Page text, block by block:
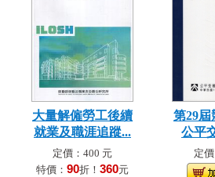
大量解僱勞工後續
就業及職涯追蹤...
定價：400 元
特價： 90折！ 360元
第29屆
公平
定